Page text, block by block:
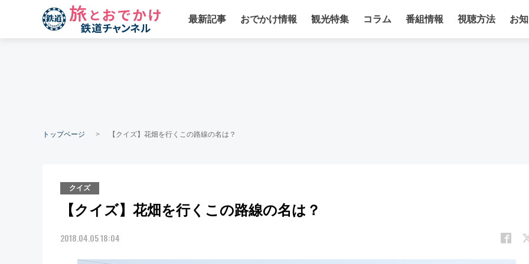
最新記事 おでかけ情報 観光特集 コラム 番組情報 視聴方法 お
トップページ 【クイズ】花畑を行くこの路線の名は？
クイズ
【クイズ】花畑を行くこの路線の名は？
2018.04.05 18:04